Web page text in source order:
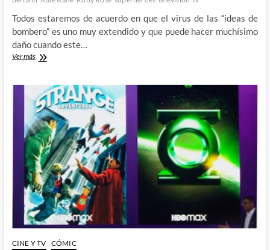
Todos estaremos de acuerdo en que el virus de las “ideas de
bombero” es uno muy extendido y que puede hacer muchísimo
daño cuando este…
Ver másDe
las
ideas
de
bombero
de
la
CW
con
Batwoman
CINE Y TV CÓMIC